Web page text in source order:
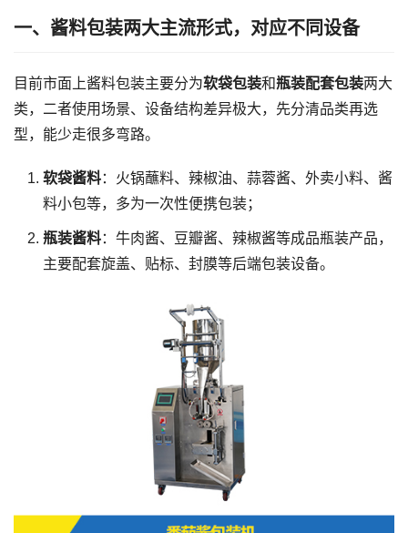
一、酱料包装两大主流形式，对应不同设备
目前市面上酱料包装主要分为软袋包装和瓶装配套包装两大
类，二者使用场景、设备结构差异极大，先分清品类再选
型，能少走很多弯路。
软袋酱料：火锅蘸料、辣椒油、蒜蓉酱、外卖小料、酱
料小包等，多为一次性便携包装；
瓶装酱料：牛肉酱、豆瓣酱、辣椒酱等成品瓶装产品，
主要配套旋盖、贴标、封膜等后端包装设备。